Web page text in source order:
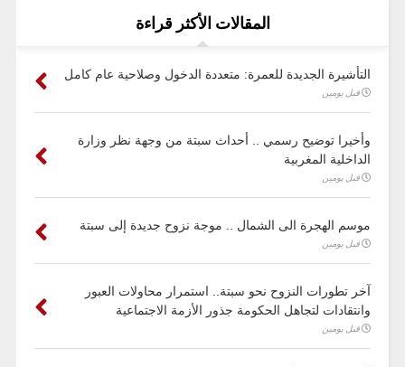
المقالات الأكثر قراءة
التأشيرة الجديدة للعمرة: متعددة الدخول وصلاحية عام كامل
قبل يومين
وأخيرا توضيح رسمي .. أحداث سبتة من وجهة نظر وزارة
الداخلية المغربية
قبل يومين
موسم الهجرة الى الشمال .. موجة نزوح جديدة إلى سبتة
قبل يومين
آخر تطورات النزوح نحو سبتة.. استمرار محاولات العبور
وانتقادات لتجاهل الحكومة جذور الأزمة الاجتماعية
قبل يومين